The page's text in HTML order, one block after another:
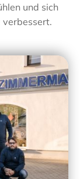
und sich